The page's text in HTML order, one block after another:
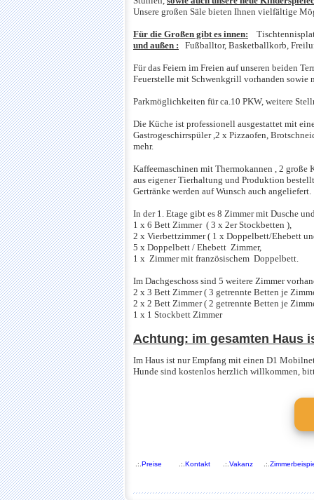
Unsere großen Säle bieten Ihnen vielfältige
Für die Großen gibt es innen:
und außen : Fußballtor, Basketballkorb,
Für das Feiern im Freien auf unseren beiden
Feuerstelle mit Schwenkgrill vorhanden sowie
Parkmöglichkeiten für ca.10 PKW, weitere
Die Küche ist professionell ausgestattet mit
Gastrogeschirrspüler ,2 x Pizzaofen,
mehr.
Kaffeemaschinen mit Thermokannen , 2
aus eigener Tierhaltung und Produktion
Gertränke werden auf Wunsch auch angeliefert.
In der 1. Etage gibt es 8 Zimmer mit Dusche
1 x 6 Bett Zimmer ( 3 x 2er Stockbetten ),
2 x Vierbettzimmer ( 1 x Doppelbett/Ehebett
5 x Doppelbett / Ehebett Zimmer,
1 x Zimmer mit französischem Doppelbett.
Im Dachgeschoss sind 5 weitere Zimmer
2 x 3 Bett Zimmer ( 3 getrennte Betten je
2 x 2 Bett Zimmer ( 2 getrennte Betten je
1 x 1 Stockbett Zimmer
Achtung: im gesamten Haus
Im Haus ist nur Empfang mit einen D1
Hunde sind kostenlos herzlich willkommen,
.:. Preise .:. Kontakt .:. Vakanz .:.